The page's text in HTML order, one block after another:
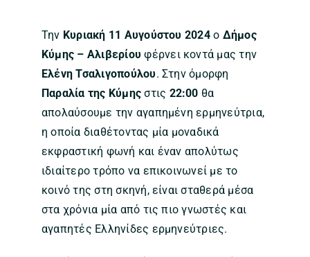
Την Κυριακή 11 Αυγούστου 2024ο Δήμος
Κύμης – Αλιβερίου φέρνει κοντά μας την
Ελένη Τσαλιγοπούλου. Στην όμορφη
Παραλία της Κύμης στις 22:00 θα
απολαύσουμε την αγαπημένη ερμηνεύτρια,
η οποία διαθέτοντας μία μοναδικά
εκφραστική φωνή και έναν απολύτως
ιδιαίτερο τρόπο να επικοινωνεί με το
κοινό της στη σκηνή, είναι σταθερά μέσα
στα χρόνια μία από τις πιο γνωστές και
αγαπητές Ελληνίδες ερμηνεύτριες.